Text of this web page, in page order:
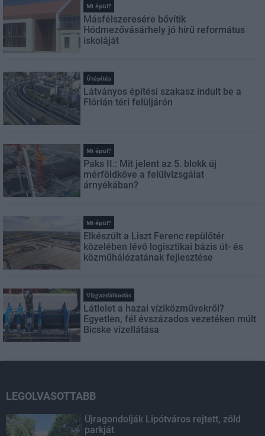
Mi épül?
Másfélszeresére bővítik
Hódmezővásárhely jó hírű református
iskoláját
Útépítés
Látványos építési szakasz indult be a
Flórián téri felüljárón
Mi épül?
Paks II.: Mit jelent az 5. blokk új
mérföldköve a felülvizsgálat
árnyékában?
Mi épül?
Elkészült a Liszt Ferenc repülőtér
közelében lévő logisztikai bázis út- és
közműhálózatának fejlesztése
Vízgazdálkodás
Látlelet a hazai víziközművekről?
Egyetlen, fél évszázados vezetéken múlt
Bicske vízellátása
LEGOLVASOTTABB
Újragondolják Lipótváros rejtett, zöld
parkját